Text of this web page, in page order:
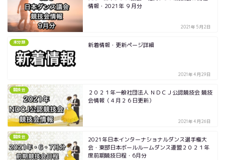
情報・2021年 ９月分
2021年5月2日
未分類 新着情報・更新ページ詳細
2021年4月29日
競技会
２０２１年一般社団法人 ＮＤＣＪ公認競技会 競技
会情報（４月２６日更新）
2021年4月26日
競技会
2021年日本インターナショナルダンス選手権大
会・東部日本ボールルームダンス連盟２０２１年
度前期競技日程・6月分